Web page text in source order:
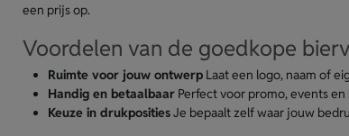
een prijs op.
Voordelen van de goedkope
Ruimte voor jouw ontwerpLaat een logo, naam of
Handig en betaalbaarPerfect voor promo, events en
Keuze in drukpositiesJe bepaalt zelf waar jouw